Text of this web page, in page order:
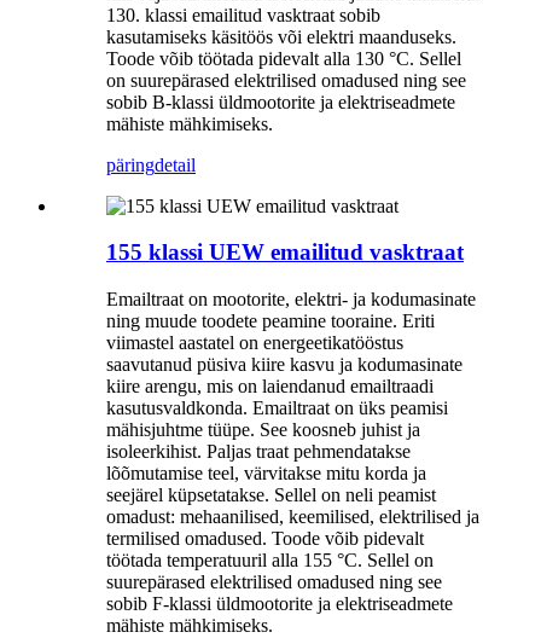
130. klassi emailitud vasktraat sobib
kasutamiseks käsitöös või elektri maanduseks.
Toode võib töötada pidevalt alla 130 °C. Sellel
on suurepärased elektrilised omadused ning see
sobib B-klassi üldmootorite ja elektriseadmete
mähiste mähkimiseks.
päringdetail
155 klassi UEW emailitud vasktraat
Emailtraat on mootorite, elektri- ja kodumasinate
ning muude toodete peamine tooraine. Eriti
viimastel aastatel on energeetikatööstus
saavutanud püsiva kiire kasvu ja kodumasinate
kiire arengu, mis on laiendanud emailtraadi
kasutusvaldkonda. Emailtraat on üks peamisi
mähisjuhtme tüüpe. See koosneb juhist ja
isoleerkihist. Paljas traat pehmendatakse
lõõmutamise teel, värvitakse mitu korda ja
seejärel küpsetatakse. Sellel on neli peamist
omadust: mehaanilised, keemilised, elektrilised ja
termilised omadused. Toode võib pidevalt
töötada temperatuuril alla 155 °C. Sellel on
suurepärased elektrilised omadused ning see
sobib F-klassi üldmootorite ja elektriseadmete
mähiste mähkimiseks.